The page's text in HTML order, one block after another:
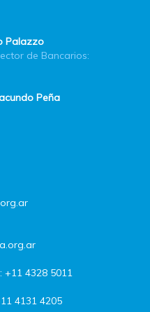
Palazzo
de Bancarios:
Peña
4328 5011
4131 4205